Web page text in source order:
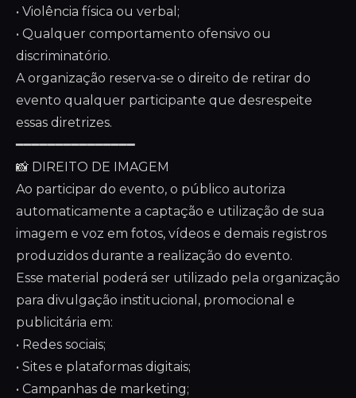
• Violência física ou verbal;
• Qualquer comportamento ofensivo ou
discriminatório.
A organização reserva-se o direito de retirar do
evento qualquer participante que desrespeite
essas diretrizes.
━━━━━━━━━━━━━━━
📸 DIREITO DE IMAGEM
Ao participar do evento, o público autoriza
automaticamente a captação e utilização de sua
imagem e voz em fotos, vídeos e demais registros
produzidos durante a realização do evento.
Esse material poderá ser utilizado pela organização
para divulgação institucional, promocional e
publicitária em:
• Redes sociais;
• Sites e plataformas digitais;
• Campanhas de marketing;